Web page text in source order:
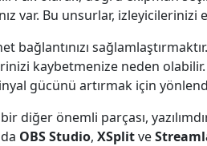
var. Bu unsurlar,
bağlantınızı
kaybetmenize neden
gücünü artırmak için
bir diğer önemli parçası,
OBS Studio, XSplitve